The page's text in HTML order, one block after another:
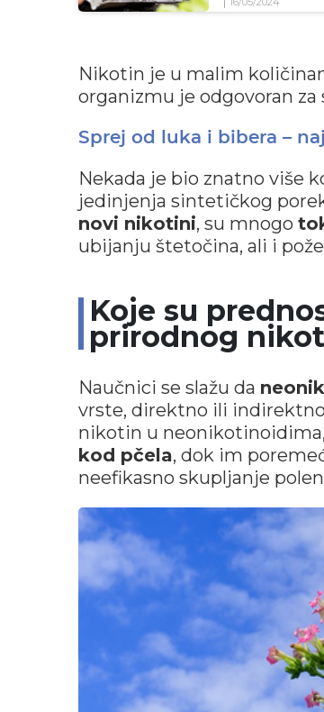
Nikotin je u malim
organizmu je odgovoran za
Sprej od luka i bibera –
Nekada je bio znatno više
jedinjenja sintetičkog
novi nikotini, su mnogo
ubijanju štetočina, ali i
Koje su
prirodnog
Naučnici se slažu da
vrste, direktno ili
nikotin u
kod pčela, dok im
neefikasno skupljanje